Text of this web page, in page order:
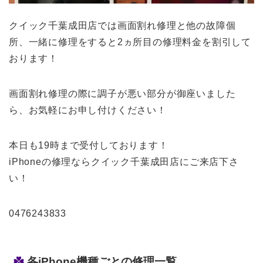
クイック千葉成田店では画面割れ修理と他の故障個
所、一緒に修理をすると2ヵ所目の修理料金を割引して
おります！
画面割れ修理の際に調子が悪い部分が御座いました
ら、お気軽にお申し付けください！
本日も19時まで受付しております！
iPhoneの修理ならクイック千葉成田店にご来店下さ
い！
0476243833